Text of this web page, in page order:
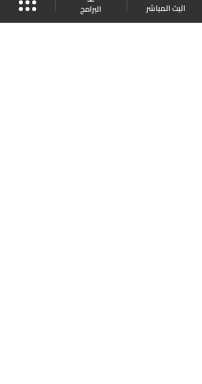
البث المباشر البرامج
الجدول البث المباشر